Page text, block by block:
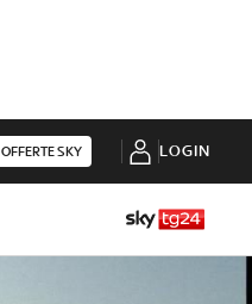
OFFERTE SKY LOGIN